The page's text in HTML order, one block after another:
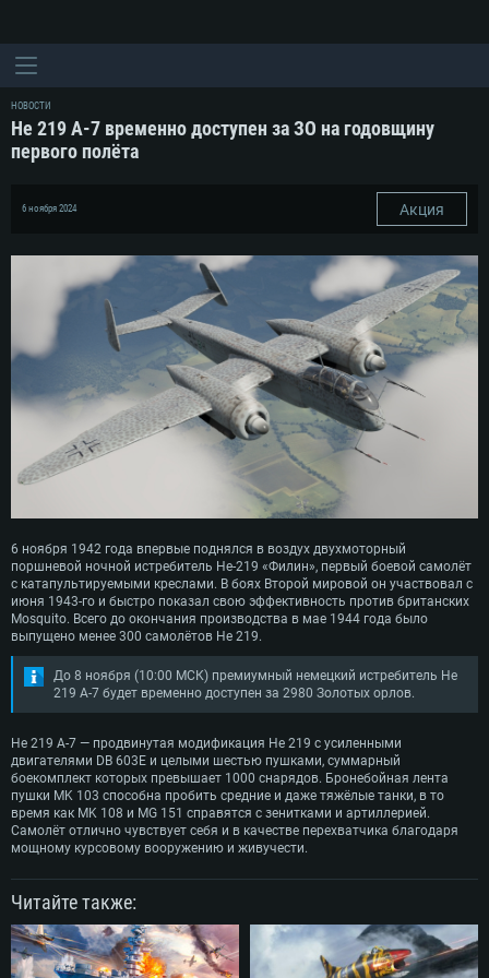
СИСТЕМНЫЕ ТРЕБОВАНИЯ
Для PC
Для Mac
Для Linux
Минимальные
ОС: Windows 10 (64 bit)
Процессор: Dual-Core 2.2 GHz
Видеокарта с поддержкой DirectX версии 11: AMD Radeon 77XX /
NVIDIA GeForce GTX 660. Минимальное поддерживаемое разрешение –
720p.
Сеть: Широкополосное подключение к Интернету
Место на жестком диске: 23.1 Гб
Рекомендуемые
ОС: Windows 10/11 (64bit)
Процессор: Intel Core i5 или Ryzen 5 3600 и выше
Оперативная память: 16 ГБ
Минимальные
Операционная система: Mac OS Big Sur 11.0
Процессор: Core i5, минимум 2.2GHz (Intel Xeon не поддерживается)
Видеокарта: Intel Iris Pro 5200 (Mac) или аналогичная видеокарта
AMD/Nvidia для Mac (минимальное поддерживаемое разрешение –
720p) с поддержкой Metal
Место на жестком диске: 23.1 Гб
Рекомендуемые
Операционная система: Mac OS Big Sur 11.0
Процессор: Intel Core i7 (Intel Xeon не поддерживается)
Оперативная память: 8 Гб
Минимальные
Операционная система: Современные дистрибутивы Linux 64bit
Процессор: Dual-Core 2.4 ГГц
Видеокарта: NVIDIA GeForce 660 со свежими проприетарными
драйверами (не старее 6 месяцев) / соответствующая серия AMD
Radeon со свежими проприетарными драйверами (не старее 6
месяцев, минимальное поддерживаемое разрешение - 720p) с
поддержкой Vulkan
Место на жестком диске: 23.1 Гб
Рекомендуемые
Операционная система: Ubuntu 20.04 64bit
Процессор: Intel Core i7
НОВОСТИ
He 219 A-7 временно доступен за ЗО на годовщину
первого полёта
6 ноября 2024 Акция
6 ноября 1942 года впервые поднялся в воздух двухмоторный
поршневой ночной истребитель He-219 «Филин», первый боевой самолёт
с катапультируемыми креслами. В боях Второй мировой он участвовал с
июня 1943-го и быстро показал свою эффективность против британских
Mosquito. Всего до окончания производства в мае 1944 года было
выпущено менее 300 самолётов He 219.
До 8 ноября (10:00 МСК) премиумный немецкий истребитель He
219 A-7 будет временно доступен за 2980 Золотых орлов.
He 219 А-7 — продвинутая модификация He 219 с усиленными
двигателями DB 603E и целыми шестью пушками, суммарный
боекомплект которых превышает 1000 снарядов. Бронебойная лента
пушки MK 103 способна пробить средние и даже тяжёлые танки, в то
время как MK 108 и MG 151 справятся с зенитками и артиллерией.
Самолёт отлично чувствует себя и в качестве перехватчика благодаря
мощному курсовому вооружению и живучести.
Читайте также: